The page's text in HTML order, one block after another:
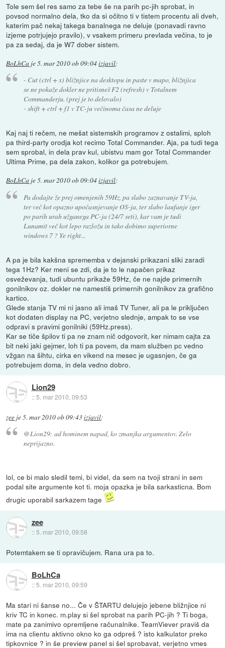
Tole sem šel res samo za tebe še na parih pc-jih sprobat, in
povsod normalno dela, tko da si očitno ti v tistem procentu ali dveh,
katerim pač nekaj takega banalnega ne deluje (ponavadi ravno
izjeme potrjujejo pravilo), v vsakem primeru prevlada večina, to je
pa za sedaj, da je W7 dober sistem.
BoLhCa je5. mar 2010 ob 09:04izjavil:
- Cut (ctrl + x) bližnjice na desktopu in paste v mapo, bližnjica
se ne pokaže dokler ne pritisneš F2 (refresh) v Totalnem
Commanderju. (prej je to delovalo)
- shift + ctrl + f1 v TC-ju večinoma časa ne deluje
Kaj naj ti rečem, ne mešat sistemskih programov z ostalimi, sploh
pa third-party orodja kot recimo Total Commander. Aja, pa tudi tega
sem sprobal, in dela prav kul, ubistvu mam gor Total Commander
Ultima Prime, pa dela zakon, kolikor ga potrebujem.
BoLhCa je5. mar 2010 ob 09:04izjavil:
Pa dodajte že prej omenjenih 59Hz, pa slabo zaznavanje TV-ja,
ter več kot opazno upočasnjevanje OS-ja, ter slabo laufanje iger
po parih urah užganega PC-ja (24/7 seti), kar vam je tudi
Lunamit več kot lepo razložu in tako dobimo superiorne
windows 7 ? Ye right...
A pa je bila kakšna sprememba v dejanski prikazani sliki zaradi
tega 1Hz? Ker meni se zdi, da je to le napačen prikaz
osveževanja, tudi ubuntu prikaže 59Hz, če ne najde primernih
gonilnikov oz. dokler ne namestiš primernih gonilnikov za grafično
kartico.
Glede stanja TV mi ni jasno ali imaš TV Tuner, ali pa le priključen
kot dodaten display na PC, verjetno slednje, ampak to se vse
odpravi s pravimi gonilniki (59Hz.press).
Kar se tiče špilov ti pa ne znam nič odgovorit, ker nimam cajta za
bit neki jaki gejmer, loh ti pa povem, da mam služben pc vedno
vžgan na šihtu, cirka en vikend na mesec je ugasnjen, če ga
potrebujem doma, in dela vedno dobro.
Lion29
::5. mar 2010, 09:53
zee je5. mar 2010 ob 09:43izjavil:
@Lion29: ad hominemnapad, ko zmanjka argumentov. Zelo
neprijazno.
lol, ce bi malo sledil temi, bi videl, da sem na tvoji strani in sem
podal site argumente kot ti. moja opazka je bila sarkasticna. Bom
drugic uporabil sarkazem tage
zee
:: 5. mar 2010, 09:58
Potemtakem se ti opravičujem. Rana ura pa to.
BoLhCa
::5. mar 2010, 09:59
Ma stari ni šanse no... Če v ŠTARTU delujejo jebene bližnjice ni
kriv TC in konec. m.play si šel sprobat na parih PC-jih ? Ti boga,
mate pa zanimivo opremljene računalnike. TeamViever praviš da
ima na clientu aktivno okno ko ga odpreš ? isto kalkulator preko
tipkovnice ? in še preview panel si šel sprobavat, verjetno vmes